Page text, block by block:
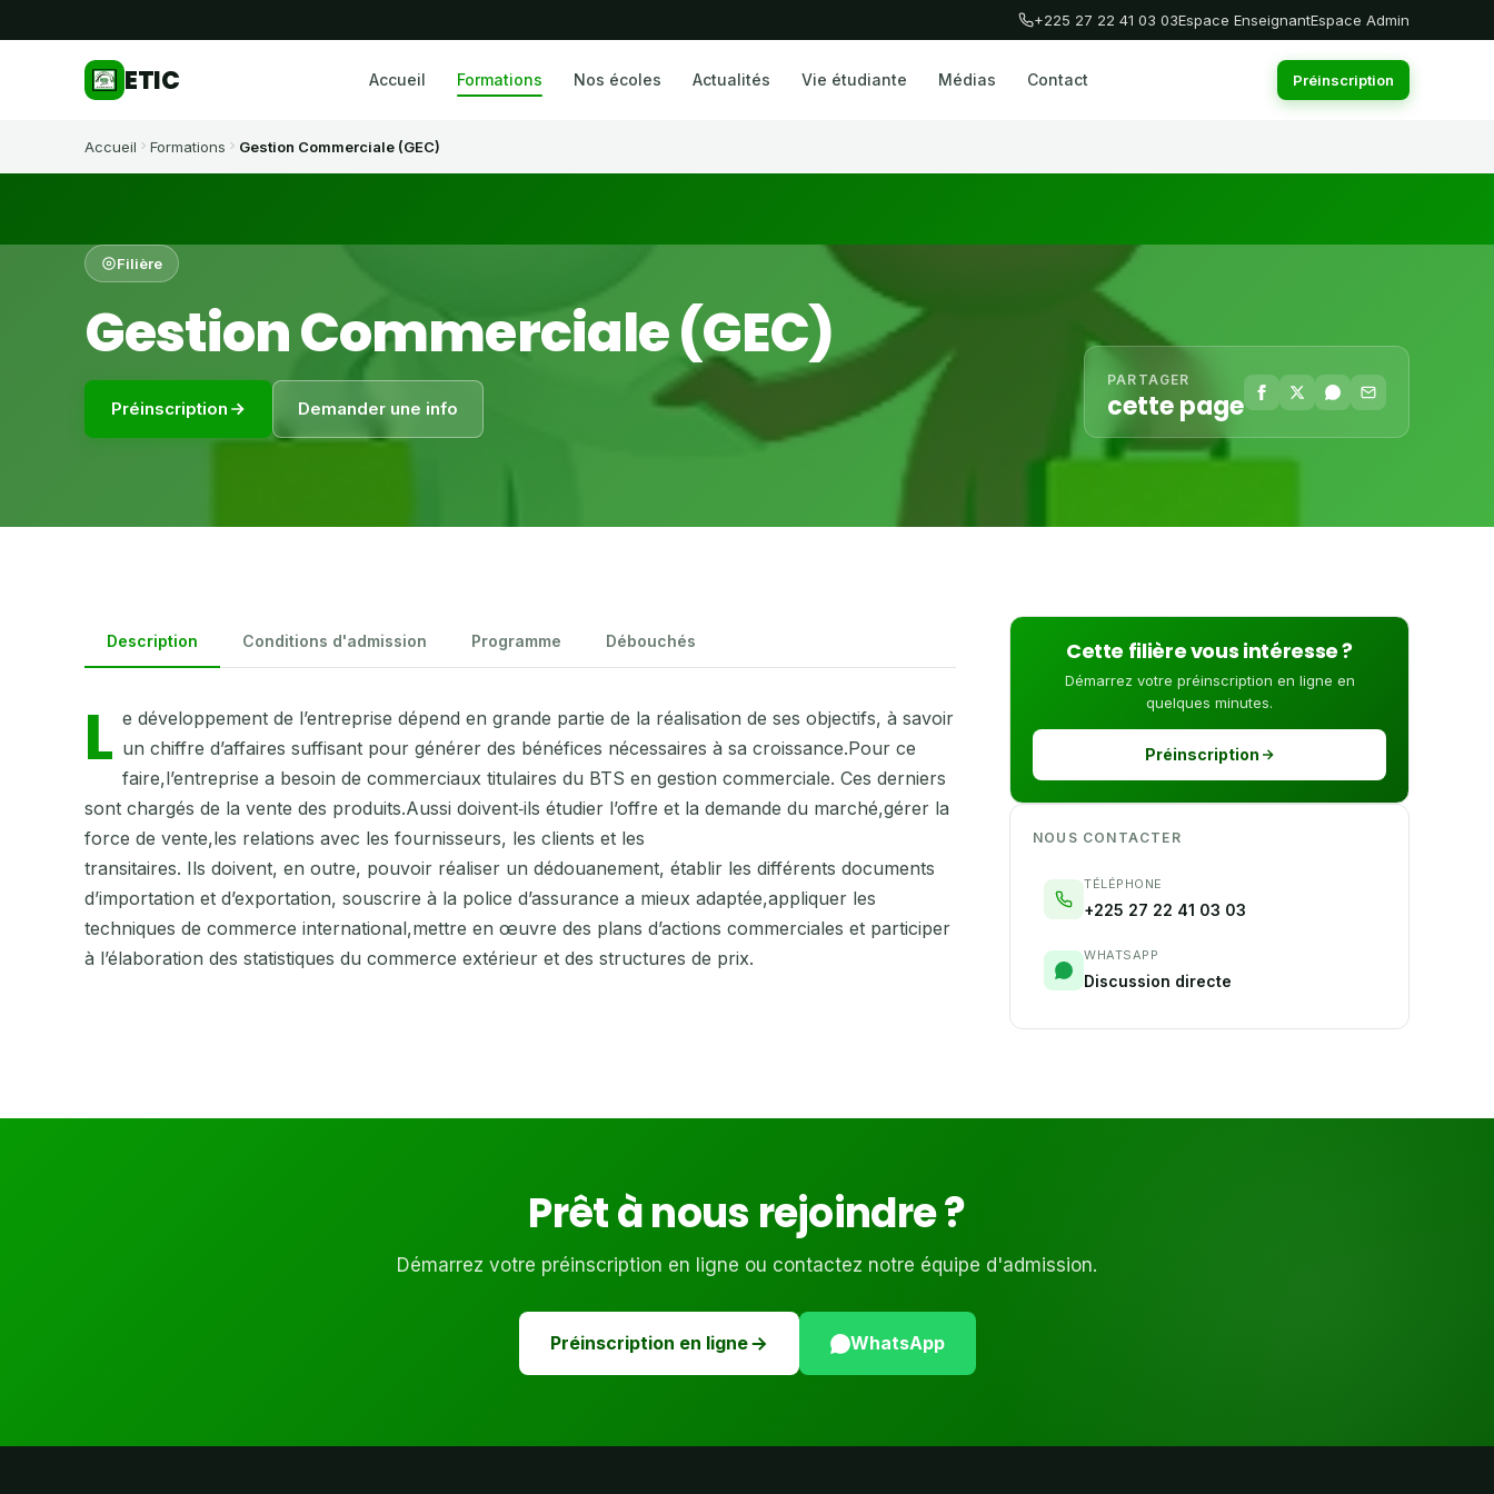
+225 27 22 41 03 03Espace EnseignantEspace Admin
ETIC Accueil Formations Nos écoles Actualités Vie étudiante Médias Contact Préinscription
Accueil Formations Gestion Commerciale (GEC)
Filière
Gestion Commerciale (GEC)
Préinscription Demander une info
PARTAGER
cette page
Description Conditions d'admission Programme Débouchés
L e développement de l’entreprise dépend en grande partie de la réalisation de ses objectifs, à savoir
un chiffre d’affaires suffisant pour générer des bénéfices nécessaires à sa croissance.Pour ce
faire,l’entreprise a besoin de commerciaux titulaires du BTS en gestion commerciale. Ces derniers
sont chargés de la vente des produits.Aussi doivent‐ils étudier l’offre et la demande du marché,gérer la
force de vente,les relations avec les fournisseurs, les clients et les
transitaires. Ils doivent, en outre, pouvoir réaliser un dédouanement, établir les différents documents
d’importation et d’exportation, souscrire à la police d’assurance a mieux adaptée,appliquer les
techniques de commerce international,mettre en œuvre des plans d’actions commerciales et participer
à l’élaboration des statistiques du commerce extérieur et des structures de prix.
Cette filière vous intéresse ?
Démarrez votre préinscription en ligne en
quelques minutes.
Préinscription
NOUS CONTACTER
TÉLÉPHONE
+225 27 22 41 03 03
WHATSAPP
Discussion directe
Prêt à nous rejoindre ?
Démarrez votre préinscription en ligne ou contactez notre équipe d'admission.
Préinscription en ligne WhatsApp